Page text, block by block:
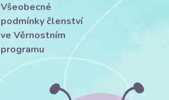
Všeobecné
podmínky členství
ve Věrnostním
programu